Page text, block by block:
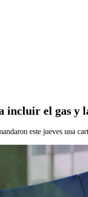
incluir el gas y
este jueves una